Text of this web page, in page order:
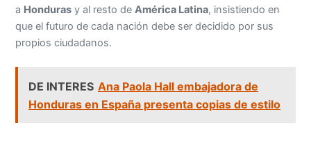
a Honduras y al resto deAmérica Latina, insistiendo en
que el futuro de cada nación debe ser decidido por sus
propios ciudadanos.
DE INTERES Ana Paola Hall embajadora de
Honduras en España presenta copias de estilo